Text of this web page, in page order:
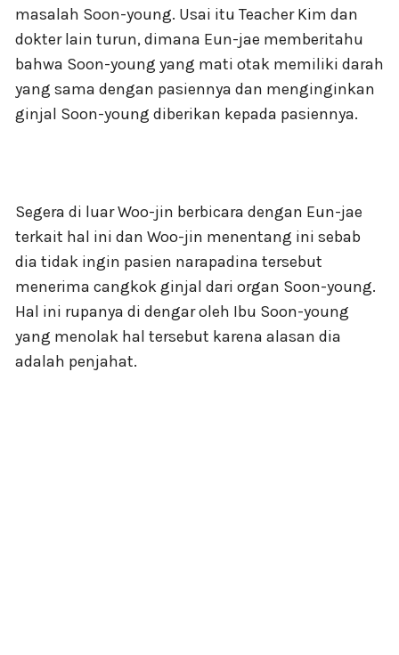
masalah Soon-young. Usai itu Teacher Kim dan
dokter lain turun, dimana Eun-jae memberitahu
bahwa Soon-young yang mati otak memiliki darah
yang sama dengan pasiennya dan menginginkan
ginjal Soon-young diberikan kepada pasiennya.
Segera di luar Woo-jin berbicara dengan Eun-jae
terkait hal ini dan Woo-jin menentang ini sebab
dia tidak ingin pasien narapadina tersebut
menerima cangkok ginjal dari organ Soon-young.
Hal ini rupanya di dengar oleh Ibu Soon-young
yang menolak hal tersebut karena alasan dia
adalah penjahat.